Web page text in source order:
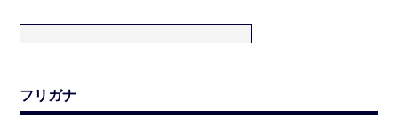
フリガナ